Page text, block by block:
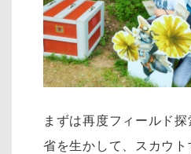
まずは再度フィールド
省を生かして、スカウ